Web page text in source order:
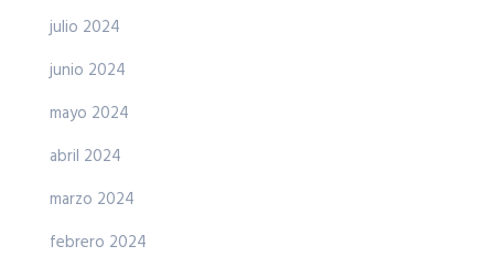
julio 2024
junio 2024
mayo 2024
abril 2024
marzo 2024
febrero 2024